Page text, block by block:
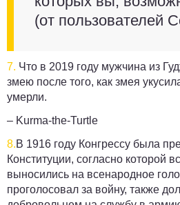
(от пользователей
7. Что в 2019 году мужчина из
змею после того, как змея
умерли.
– Kurma-the-Turtle
8.В 1916 году Конгрессу была
Конституции, согласно которой
выносились на всенародное
проголосовал за войну, также